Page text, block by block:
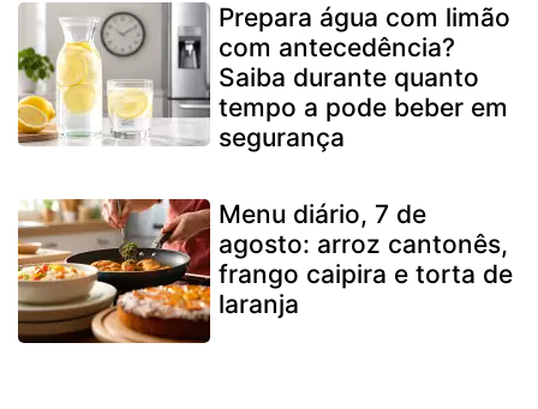
Prepara água com limão
com antecedência?
Saiba durante quanto
tempo a pode beber em
segurança
Menu diário, 7 de
agosto: arroz cantonês,
frango caipira e torta de
laranja